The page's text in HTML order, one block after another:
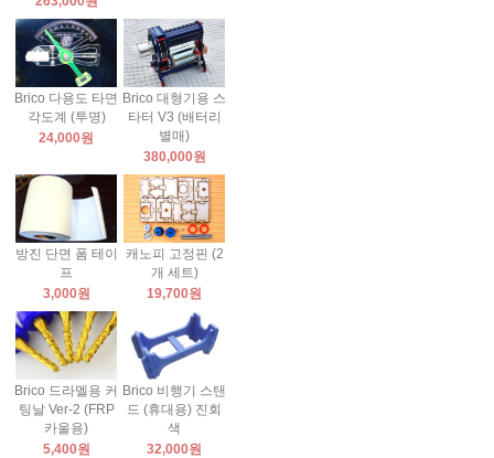
Brico 다용도 타면
각도계 (투명)
24,000원
Brico 대형기용 스
타터 V3 (배터리
별매)
380,000원
방진 단면 폼 테이
프
3,000원
캐노피 고정핀 (2
개 세트)
19,700원
Brico 드라멜용 커
팅날 Ver-2 (FRP
카울용)
5,400원
Brico 비행기 스탠
드 (휴대용) 진회
색
32,000원